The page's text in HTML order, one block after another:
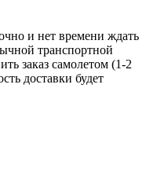
и нет времени ждать
транспортной
заказ самолетом (1-2
доставки будет